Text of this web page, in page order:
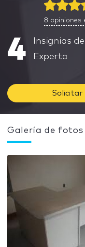
8 opiniones
4
Insignias de
Experto
Solicitar
Galería de fotos